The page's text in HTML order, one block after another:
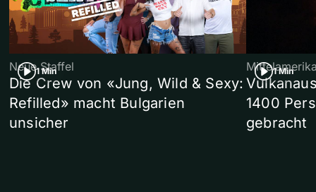
1 Min
Neue Staffel
Die Crew von «Jung, Wild & Sexy:
Refilled» macht Bulgarien
unsicher
1 Min
1400
gebracht